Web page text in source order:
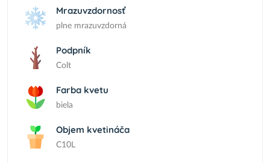
Mrazuvzdornosť
plne mrazuvzdorná
Podpník
Colt
Farba kvetu
biela
Objem kvetináča
C10L